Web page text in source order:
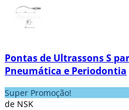
Pontas de Ultrassons S
Pneumática e Periodontia
Super Promoção!
de NSK